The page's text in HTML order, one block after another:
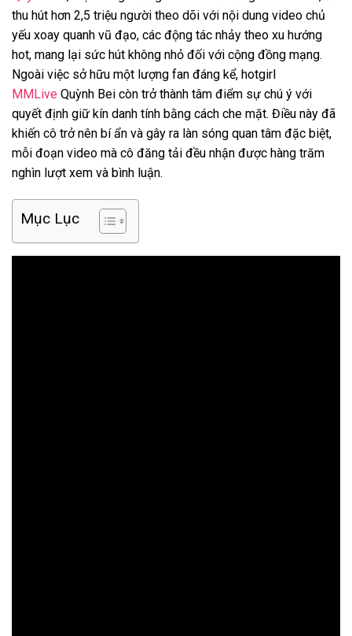
thu hút hơn 2,5 triệu người theo dõi với nội dung video chủ
yếu xoay quanh vũ đạo, các động tác nhảy theo xu hướng
hot, mang lại sức hút không nhỏ đối với cộng đồng mạng.
Ngoài việc sở hữu một lượng fan đáng kể, hotgirl
MMLive Quỳnh Bei còn trở thành tâm điểm sự chú ý với
quyết định giữ kín danh tính bằng cách che mặt. Điều này đã
khiến cô trở nên bí ẩn và gây ra làn sóng quan tâm đặc biệt,
mỗi đoạn video mà cô đăng tải đều nhận được hàng trăm
nghìn lượt xem và bình luận.
Mục Lục